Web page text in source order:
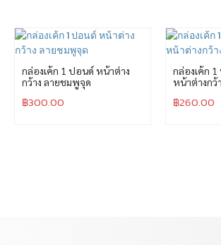
กล่องเค้ก 1 ปอนด์ หน้าต่าง
กว้าง ลายชมพูจุด
฿300.00
กล่องเค้ก
หน้าต่างกว้
฿260.00